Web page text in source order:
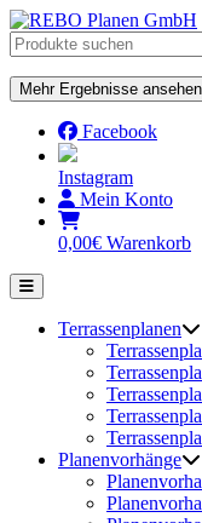
Skip
to
content
Mehr Ergebnisse ansehen
Facebook
Instagram
Mein Konto
0,00€ Warenkorb
Terrassenplanen
Planenvorhänge